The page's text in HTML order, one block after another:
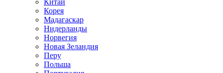
Корея
Мадагаскар
Нидерланды
Норвегия
Новая Зеландия
Перу
Польша